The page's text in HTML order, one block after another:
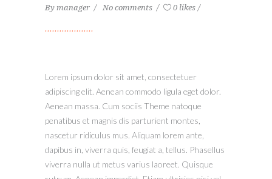
By manager No comments 0 likes
Lorem ipsum dolor sit amet, consectetuer
adipiscing elit. Aenean commodo ligula eget dolor.
Aenean massa. Cum sociis Theme natoque
penatibus et magnis dis parturient montes,
nascetur ridiculus mus. Aliquam lorem ante,
dapibus in, viverra quis, feugiat a, tellus. Phasellus
viverra nulla ut metus varius laoreet. Quisque